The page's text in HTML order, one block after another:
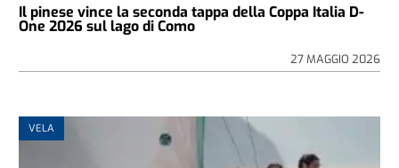
Il pinese vince la seconda tappa della Coppa Italia D-
One 2026 sul lago di Como
27 MAGGIO 2026
VELA